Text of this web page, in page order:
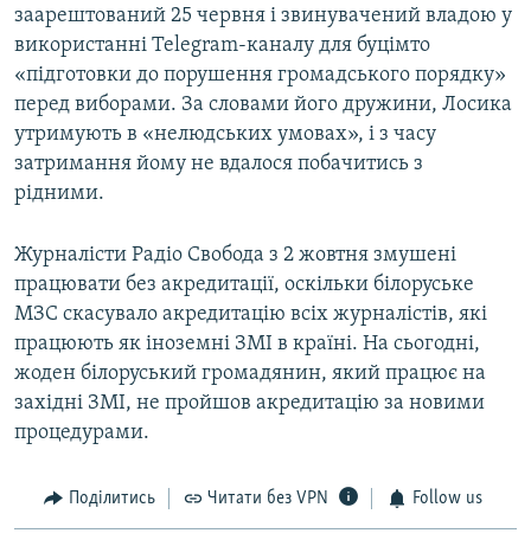
заарештований 25 червня і звинувачений владою у
використанні Telegram-каналу для буцімто
«підготовки до порушення громадського порядку»
перед виборами. За словами його дружини, Лосика
утримують в «нелюдських умовах», і з часу
затримання йому не вдалося побачитись з
рідними.
Журналісти Радіо Свобода з 2 жовтня змушені
працювати без акредитації, оскільки білоруське
МЗС скасувало акредитацію всіх журналістів, які
працюють як іноземні ЗМІ в країні. На сьогодні,
жоден білоруський громадянин, який працює на
західні ЗМІ, не пройшов акредитацію за новими
процедурами.
Поділитись Читати без VPN Follow us